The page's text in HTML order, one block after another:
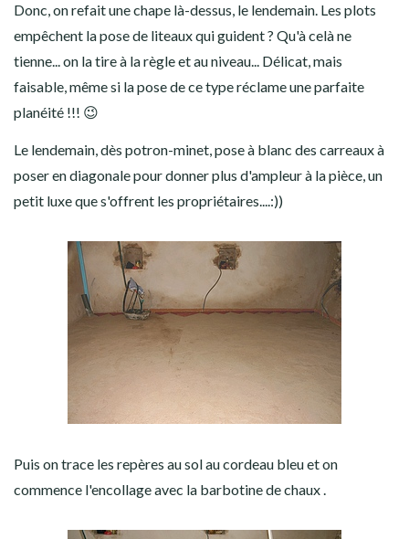
Donc, on refait une chape là-dessus, le lendemain. Les plots
empêchent la pose de liteaux qui guident ? Qu'à celà ne
tienne... on la tire à la règle et au niveau... Délicat, mais
faisable, même si la pose de ce type réclame une parfaite
planéité !!! 😉
Le lendemain, dès potron-minet, pose à blanc des carreaux à
poser en diagonale pour donner plus d'ampleur à la pièce, un
petit luxe que s'offrent les propriétaires....:))
Puis on trace les repères au sol au cordeau bleu et on
commence l'encollage avec la barbotine de chaux .